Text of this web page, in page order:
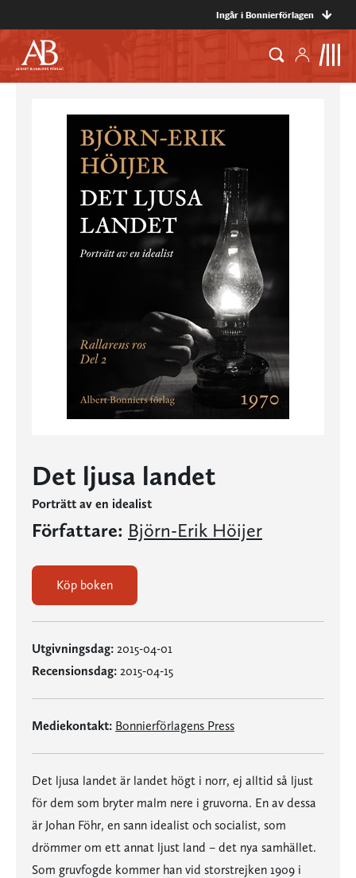
Ingår i Bonnierförlagen
Det ljusa landet
Porträtt av en idealist
Författare: Björn-Erik Höijer
Köp boken
Utgivningsdag: 2015-04-01
Recensionsdag: 2015-04-15
Mediekontakt: Bonnierförlagens Press
Det ljusa landet är landet högt i norr, ej alltid så ljust
för dem som bryter malm nere i gruvorna. En av dessa
är Johan Föhr, en sann idealist och socialist, som
drömmer om ett annat ljust land – det nya samhället.
Som gruvfogde kommer han vid storstrejken 1909 i